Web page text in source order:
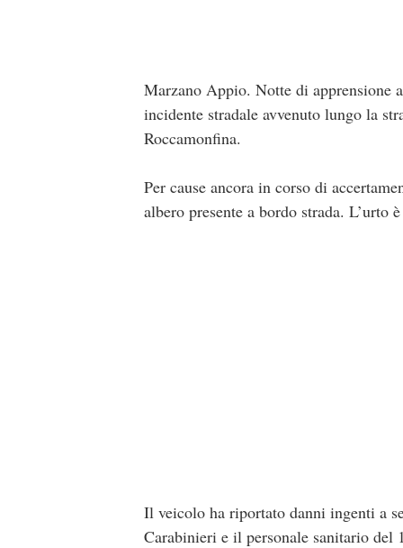
Marzano Appio. Notte di apprensione
incidente stradale avvenuto lungo la
Roccamonfina.
Per cause ancora in corso di
albero presente a bordo strada. L’urto
Il veicolo ha riportato danni ingenti a
Carabinieri e il personale sanitario del